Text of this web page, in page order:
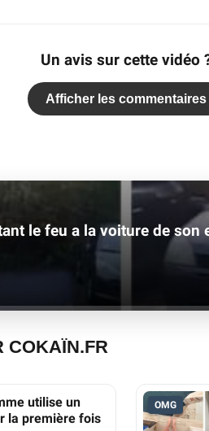
Un avis sur cette vidéo
Afficher les commentaires
le feu a la voiture de son
COKAÏN.FR
utilise un
la première fois
OMG